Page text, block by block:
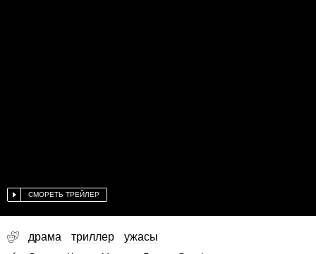
СМОРЕТЬ ТРЕЙЛЕР
драма триллер
ужасы